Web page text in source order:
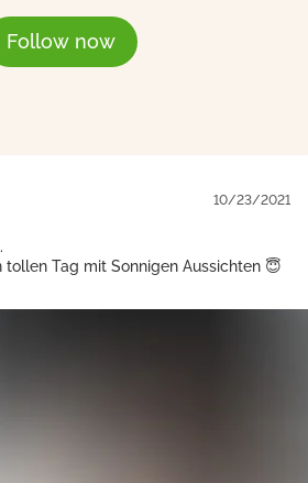
Follow now
10/23/2021
tollen Tag mit Sonnigen Aussichten 😇